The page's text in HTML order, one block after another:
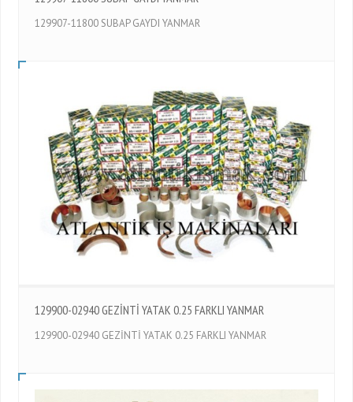
129907-11800 SUBAP GAYDI YANMAR
129900-02940 GEZİNTİ YATAK 0.25 FARKLI YANMAR
129900-02940 GEZİNTİ YATAK 0.25 FARKLI YANMAR